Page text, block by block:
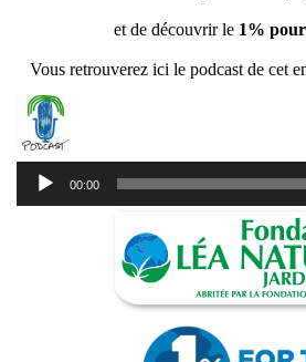
et de découvrir le 1%
Vous retrouverez ici le podcast de cet
Lecteur
audio
00:00